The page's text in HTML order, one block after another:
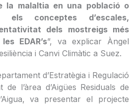
la malaltia en una població o
conceptes d’escales,
dels mostreigs més
EDAR’s”, va explicar Àngel
i Canvi Climàtic a Suez.
d’Estratègia i Regulació
de l’àrea d’Aigües Residuals de
va presentar el projecte